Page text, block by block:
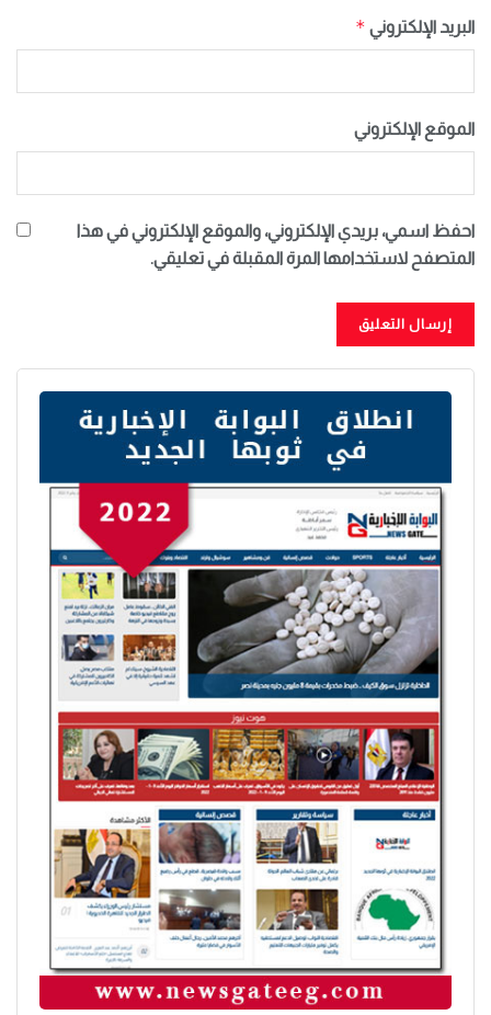
البريد الإلكتروني *
الموقع الإلكتروني
احفظ اسمي، بريدي الإلكتروني، والموقع الإلكتروني في هذا
المتصفح لاستخدامها المرة المقبلة في تعليقي.